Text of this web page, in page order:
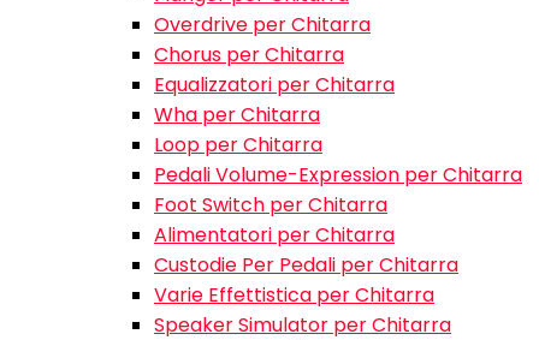
Overdrive per Chitarra
Chorus per Chitarra
Equalizzatori per Chitarra
Wha per Chitarra
Loop per Chitarra
Pedali Volume-Expression per Chitarra
Foot Switch per Chitarra
Alimentatori per Chitarra
Custodie Per Pedali per Chitarra
Varie Effettistica per Chitarra
Speaker Simulator per Chitarra